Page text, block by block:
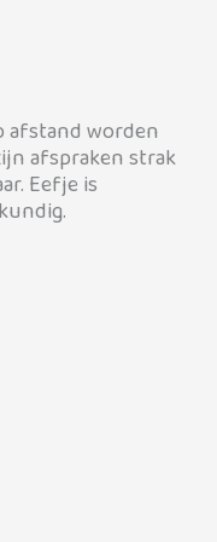
afstand worden
afspraken strak
Eefje is